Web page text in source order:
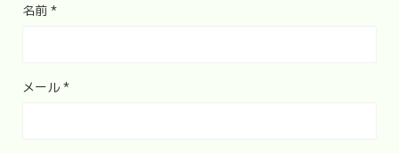
名前 *
メール *